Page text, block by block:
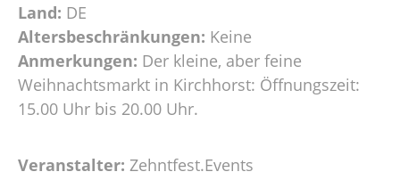
Land: DE
Altersbeschränkungen: Keine
Anmerkungen: Der kleine, aber feine
Weihnachtsmarkt in Kirchhorst: Öffnungszeit:
15.00 Uhr bis 20.00 Uhr.
Veranstalter: Zehntfest.Events